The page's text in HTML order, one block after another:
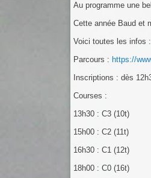
Au programme une
Cette année Baud et
Voici toutes les infos :
Parcours : https://
Inscriptions : dès
Courses :
13h30 : C3 (10t)
15h00 : C2 (11t)
16h30 : C1 (12t)
18h00 : C0 (16t)